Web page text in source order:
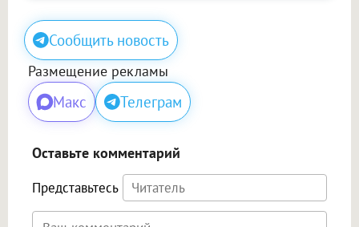
Сообщить новость
Размещение рекламы
Макс Телеграм
Оставьте комментарий
Представьтесь